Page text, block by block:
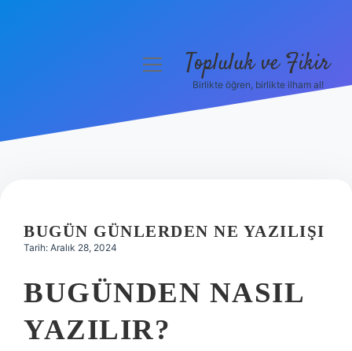
Hakkımızda
menüyüTopluluk ve Fikir
Birlikte öğren, birlikte ilham al!
BUGÜN GÜNLERDEN NE YAZILIŞI
Tarih: Aralık 28, 2024
BUGÜNDEN NASIL
YAZILIR?